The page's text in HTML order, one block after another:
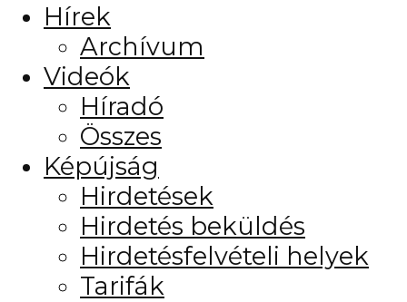
Hírek
Archívum
Videók
Híradó
Összes
Képújság
Hirdetések
Hirdetés beküldés
Hirdetésfelvételi helyek
Tarifák